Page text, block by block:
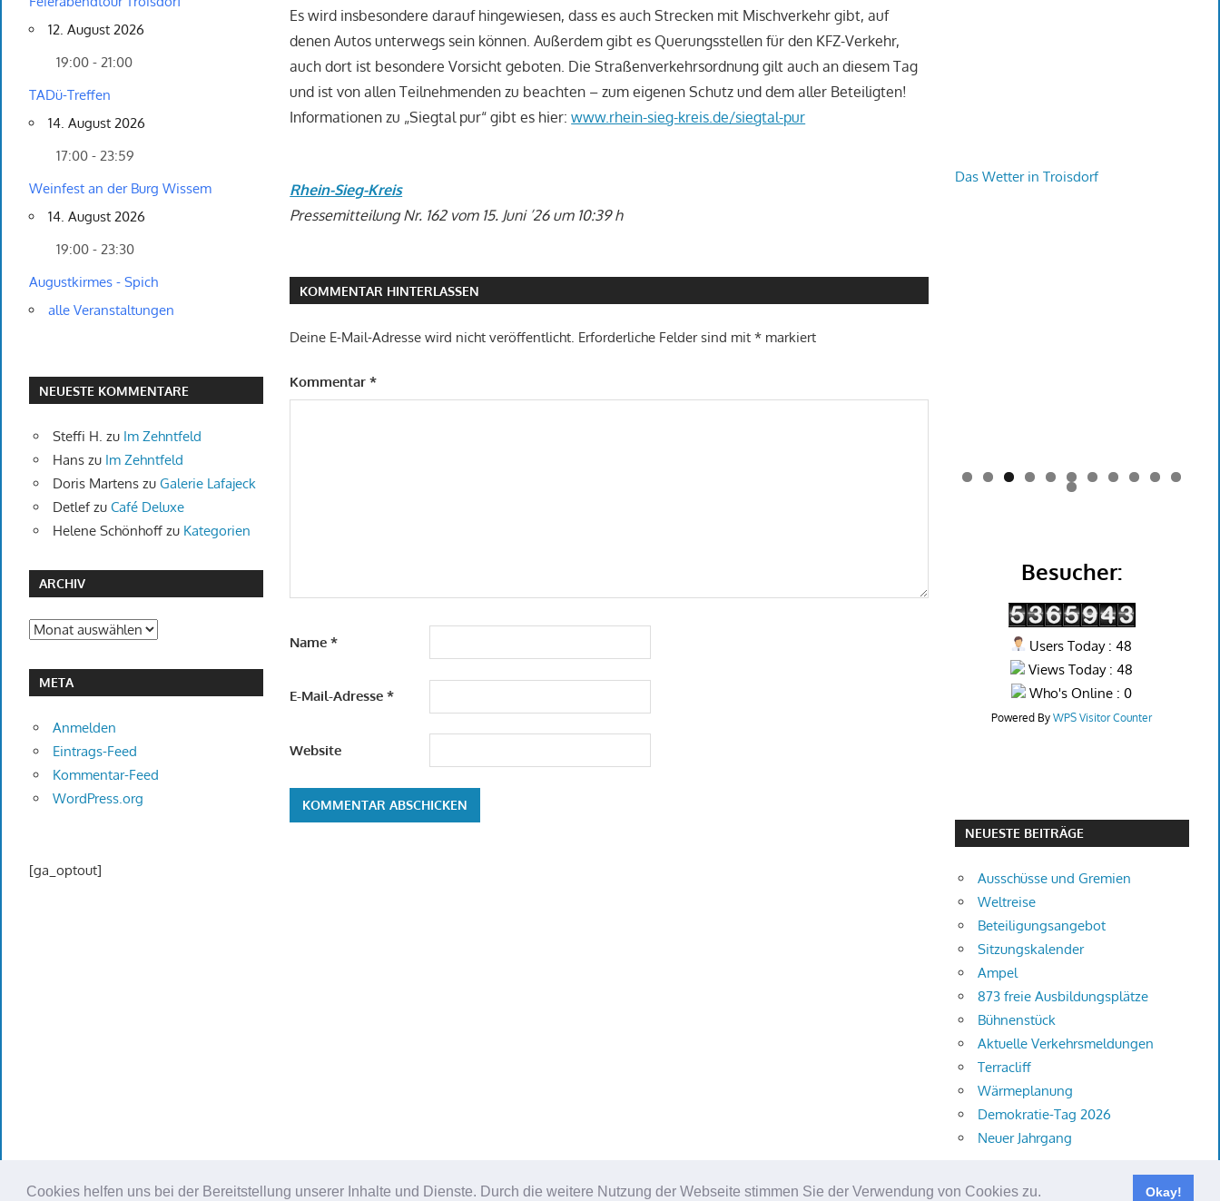
Cookies helfen uns bei der Bereitstellung unserer Inhalte und Dienste. Durch die weitere Nutzung der Webseite stimmen Sie der Verwendung von Cookies zu. Okay!
Es wird insbesondere darauf hingewiesen, dass es auch Strecken mit Mischverkehr gibt, auf
denen Autos unterwegs sein können. Außerdem gibt es Querungsstellen für den KFZ-Verkehr,
auch dort ist besondere Vorsicht geboten. Die Straßenverkehrsordnung gilt auch an diesem Tag
und ist von allen Teilnehmenden zu beachten – zum eigenen Schutz und dem aller Beteiligten!
Informationen zu „Siegtal pur“ gibt es hier:www.rhein-sieg-kreis.de/siegtal-pur
Rhein-Sieg-Kreis
Pressemitteilung Nr. 162 vom 15. Juni ’26 um 10:39 h
KOMMENTAR HINTERLASSEN
Deine E-Mail-Adresse wird nicht veröffentlicht. Erforderliche Felder sind mit* markiert
Kommentar*
Name*
E-Mail-Adresse*
Website
12. August 2026
19:00 - 21:00
TADü-Treffen
14. August 2026
17:00 - 23:59
Weinfest an der Burg Wissem
14. August 2026
19:00 - 23:30
Augustkirmes - Spich
alle Veranstaltungen
NEUESTE KOMMENTARE
Steffi H. zu Im Zehntfeld
Hanszu Im Zehntfeld
Doris Martenszu Galerie Lafajeck
Detlefzu Café Deluxe
Helene Schönhoffzu Kategorien
ARCHIV
Archiv
META
Anmelden
Eintrags-Feed
Kommentar-Feed
WordPress.org
[ga_optout]
Das Wetter in Troisdorf
0 1
2
Besucher:
Users Today : 48
Views Today : 48
Who's Online : 0
Powered ByWPS Visitor Counter
NEUESTE BEITRÄGE
Ausschüsse und Gremien
Weltreise
Beteiligungsangebot
Sitzungskalender
Ampel
873 freie Ausbildungsplätze
Bühnenstück
Aktuelle Verkehrsmeldungen
Terracliff
Wärmeplanung
Demokratie-Tag 2026
Neuer Jahrgang